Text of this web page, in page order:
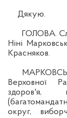
Дякую.
ГОЛОВА.
Ніні
Красняков.
МАРКОВСЬКА
Верховної
здоров'я,
округ,